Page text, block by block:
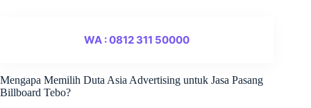
WA : 0812 311 50000
Mengapa Memilih Duta Asia Advertising untuk Jasa Pasang
Billboard Tebo?